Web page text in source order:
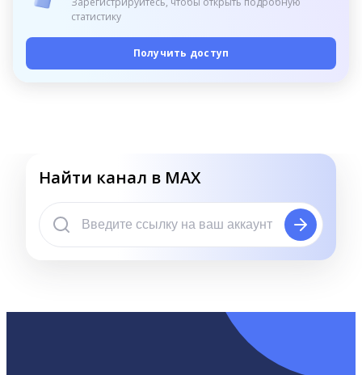
статистику
Получить доступ
Найти канал в MAX